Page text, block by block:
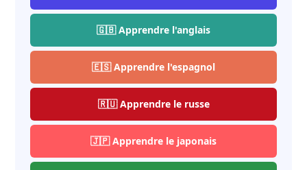
🇬🇧 Apprendre l'anglais
🇪🇸 Apprendre l'espagnol
🇷🇺 Apprendre le russe
🇯🇵 Apprendre le japonais